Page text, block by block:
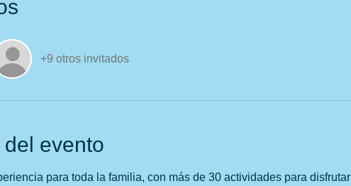
+9 otros invitados
evento
para toda la familia, con más de 30 actividades para disfrutar